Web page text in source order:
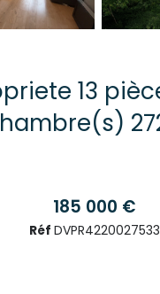
13 pièce(s) 8
185 000 €
Réf DVPR4220027533